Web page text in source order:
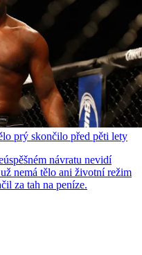
prý skončilo před pěti lety
návratu nevidí
nemá tělo ani životní režim
za tah na peníze.